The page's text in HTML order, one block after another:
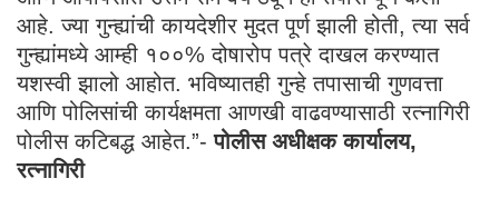
आहे. ज्या गुन्ह्यांची कायदेशीर मुदत पूर्ण झाली होती, त्या सर्व
गुन्ह्यांमध्ये आम्ही १००% दोषारोप पत्रे दाखल करण्यात
यशस्वी झालो आहोत. भविष्यातही गुन्हे तपासाची गुणवत्ता
आणि पोलिसांची कार्यक्षमता आणखी वाढवण्यासाठी रत्नागिरी
पोलीस कटिबद्ध आहेत.”-पोलीस अधीक्षक कार्यालय,
रत्नागिरी